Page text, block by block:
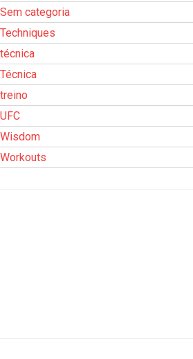
Sem categoria
Techniques
técnica
Técnica
treino
UFC
Wisdom
Workouts